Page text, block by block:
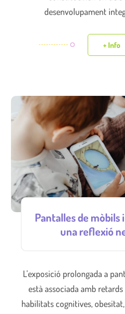
desenvolupament
+ Info
Pantalles de
una reflexió
L’exposició prolongada a
està associada amb
habilitats cognitives,